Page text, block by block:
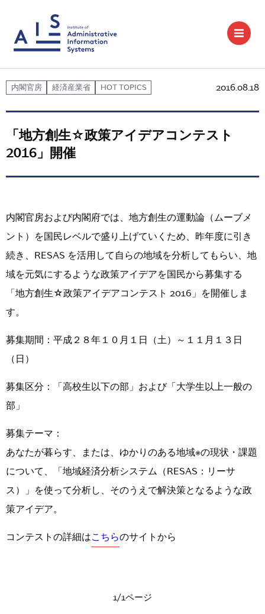
内閣官房 経済産業省 HOT TOPICS 2016.08.18
「地方創生☆政策アイデアコンテスト
2016」開催
内閣官房および内閣府では、地方創生の運動論（ムーブメ
ント）を国民レベルで盛り上げていくため、昨年度に引き
続き、RESAS を活用して自らの地域を分析してもらい、地
域を元気にするような政策アイデアを国民から募集する
「地方創生☆政策アイデアコンテスト 2016」を開催しま
す。
募集期間：平成２８年１０月１日（土）～１１月１３日
（日）
募集区分：「高校生以下の部」および「大学生以上一般の
部」
募集テーマ：
あなたが暮らす、または、ゆかりのある地域※の現状・課題
について、「地域経済分析システム（RESAS：リーサ
ス）」を使って分析し、そのうえで解決策となるような政
策アイデア。
コンテストの詳細はこちらのサイトから
1/1ページ